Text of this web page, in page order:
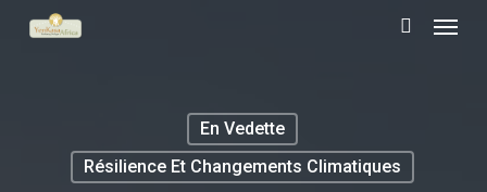
Skip
En Vedette
Résilience Et Changements Climatiques